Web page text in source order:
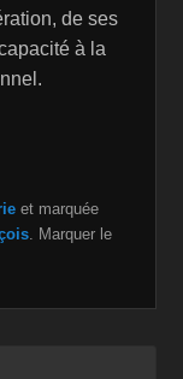
de ses
à la
et marquée
. Marquer le